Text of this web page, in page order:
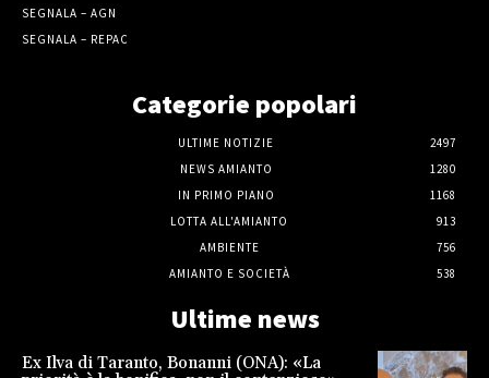
SEGNALA – AGN
SEGNALA – REPAC
Categorie popolari
ULTIME NOTIZIE
2497
NEWS AMIANTO
1280
IN PRIMO PIANO
1168
LOTTA ALL'AMIANTO
913
AMBIENTE
756
AMIANTO E SOCIETÀ
538
Ultime news
Ex Ilva di Taranto, Bonanni (ONA): «La